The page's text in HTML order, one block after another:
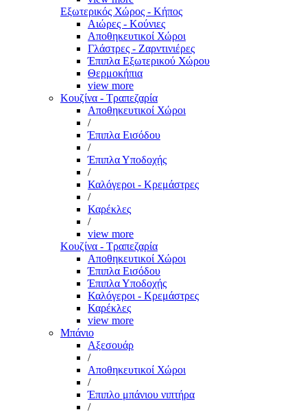
Εξωτερικός Χώρος - Κήπος
Αιώρες - Κούνιες
Αποθηκευτικοί Χώροι
Γλάστρες - Ζαρντινιέρες
Έπιπλα Εξωτερικού Χώρου
Θερμοκήπια
view more
Κουζίνα - Τραπεζαρία
Αποθηκευτικοί Χώροι
/
Έπιπλα Εισόδου
/
Έπιπλα Υποδοχής
/
Καλόγεροι - Κρεμάστρες
/
Καρέκλες
/
view more
Κουζίνα - Τραπεζαρία
Αποθηκευτικοί Χώροι
Έπιπλα Εισόδου
Έπιπλα Υποδοχής
Καλόγεροι - Κρεμάστρες
Καρέκλες
view more
Μπάνιο
Αξεσουάρ
/
Αποθηκευτικοί Χώροι
/
Έπιπλο μπάνιου νιπτήρα
/